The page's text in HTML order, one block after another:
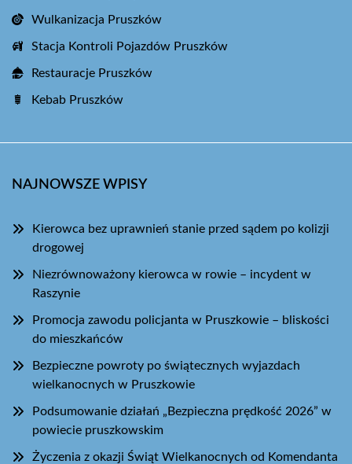
Wulkanizacja Pruszków
Stacja Kontroli Pojazdów Pruszków
Restauracje Pruszków
Kebab Pruszków
NAJNOWSZE WPISY
Kierowca bez uprawnień stanie przed sądem po kolizji
drogowej
Niezrównoważony kierowca w rowie – incydent w
Raszynie
Promocja zawodu policjanta w Pruszkowie – bliskości
do mieszkańców
Bezpieczne powroty po świątecznych wyjazdach
wielkanocnych w Pruszkowie
Podsumowanie działań „Bezpieczna prędkość 2026” w
powiecie pruszkowskim
Życzenia z okazji Świąt Wielkanocnych od Komendanta